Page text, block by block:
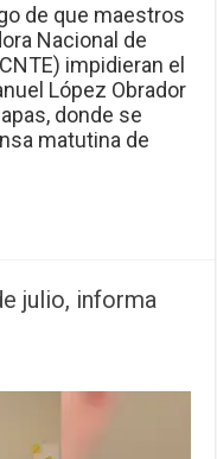
de que maestros
Nacional de
impidieran el
López Obrador
donde se
matutina de
julio, informa